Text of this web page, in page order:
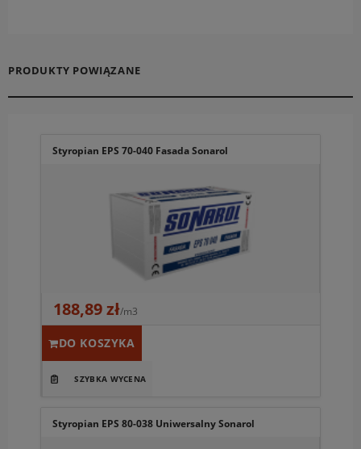
PRODUKTY POWIĄZANE
Styropian EPS 70-040 Fasada Sonarol
188,89 zł/m3
DO KOSZYKA
Styropian EPS 80-038 Uniwersalny Sonarol